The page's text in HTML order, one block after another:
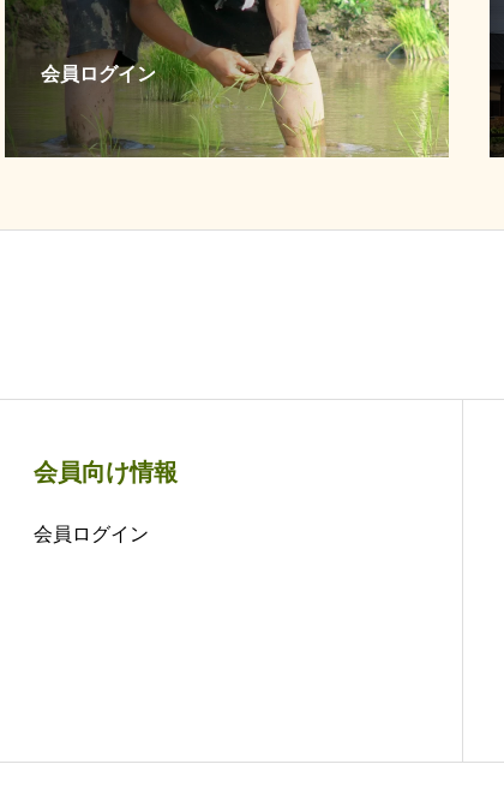
会員ログイン
会員向け情報
会員ログイン